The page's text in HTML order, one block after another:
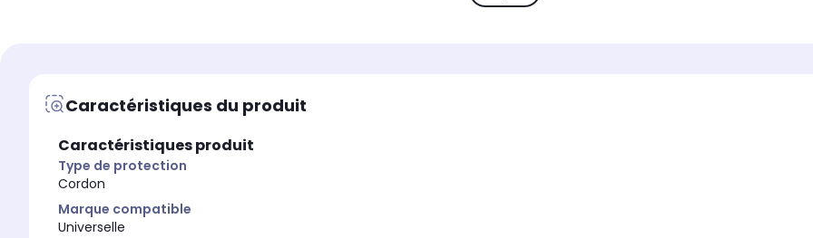
Modèle compatible 1
Universel
Coloris extérieur
Rose
Modèle compatible 1
Caractéristiques du produit
Caractéristiques produit
Type de protection
Cordon
Marque compatible
Universelle